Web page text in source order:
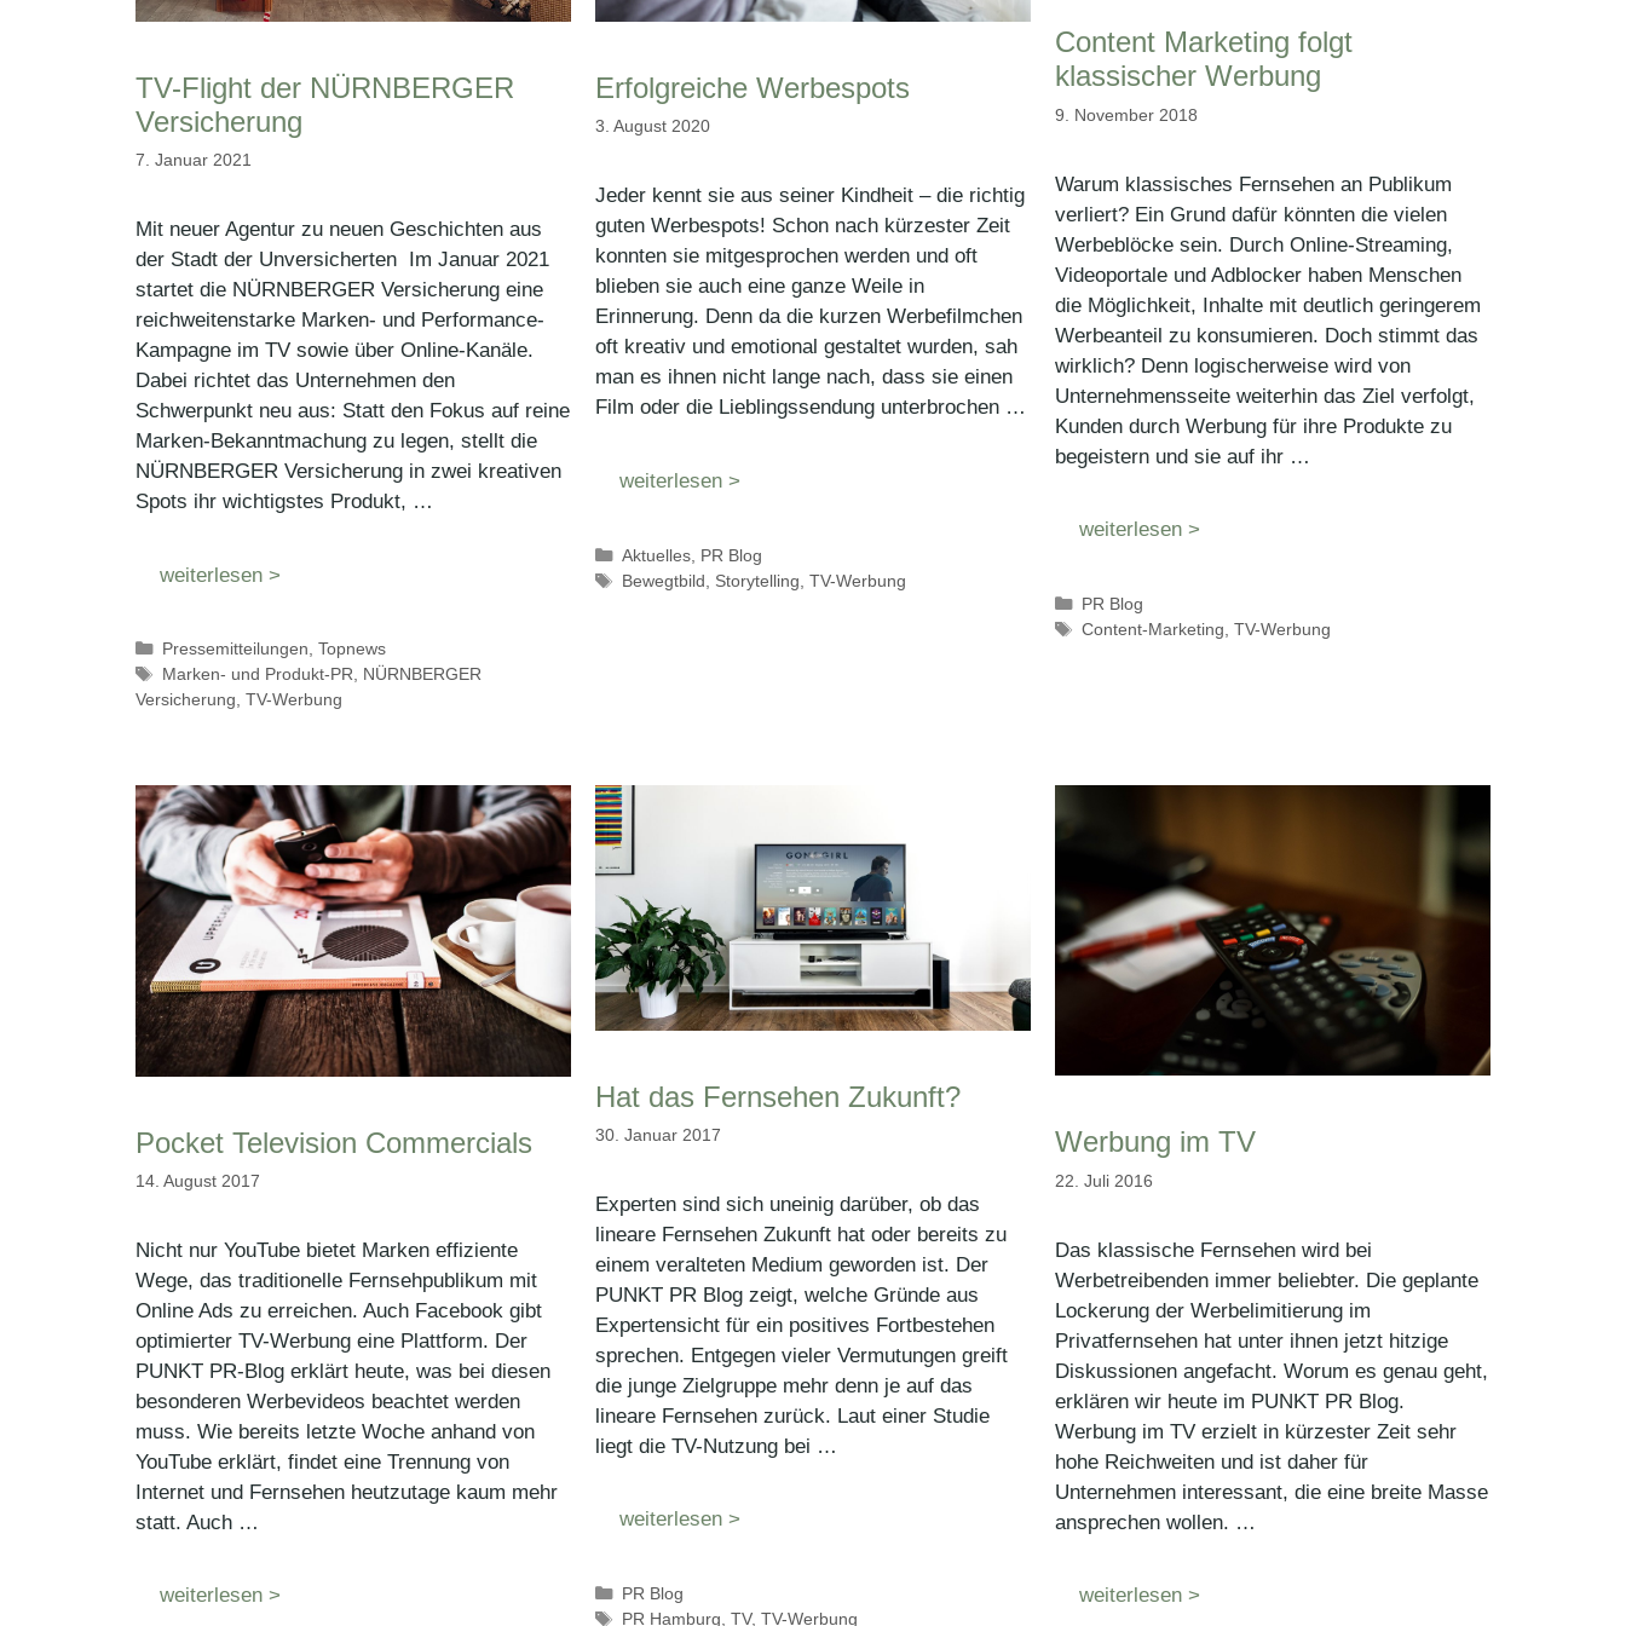
TV-Flight der NÜRNBERGER
Versicherung
7. Januar 2021
Mit neuer Agentur zu neuen Geschichten aus
der Stadt der Unversicherten Im Januar 2021
startet die NÜRNBERGER Versicherung eine
reichweitenstarke Marken- und Performance-
Kampagne im TV sowie über Online-Kanäle.
Dabei richtet das Unternehmen den
Schwerpunkt neu aus: Statt den Fokus auf reine
Marken-Bekanntmachung zu legen, stellt die
NÜRNBERGER Versicherung in zwei kreativen
Spots ihr wichtigstes Produkt, …
weiterlesen >
Kategorien
Pressemitteilungen, Topnews
Schlagwörter
Marken- und Produkt-PR, NÜRNBERGER
Versicherung, TV-Werbung
Erfolgreiche Werbespots
3. August 2020
Jeder kennt sie aus seiner Kindheit – die richtig
guten Werbespots! Schon nach kürzester Zeit
konnten sie mitgesprochen werden und oft
blieben sie auch eine ganze Weile in
Erinnerung. Denn da die kurzen Werbefilmchen
oft kreativ und emotional gestaltet wurden, sah
man es ihnen nicht lange nach, dass sie einen
Film oder die Lieblingssendung unterbrochen …
weiterlesen >
Kategorien
Aktuelles, PR Blog
Schlagwörter
Bewegtbild Storytelling TV-Werbung
Content Marketing folgt
klassischer Werbung
9. November 2018
Warum klassisches Fernsehen an Publikum
verliert? Ein Grund dafür könnten die vielen
Werbeblöcke sein. Durch Online-Streaming,
Videoportale und Adblocker haben Menschen
die Möglichkeit, Inhalte mit deutlich geringerem
Werbeanteil zu konsumieren. Doch stimmt das
wirklich? Denn logischerweise wird von
Unternehmensseite weiterhin das Ziel verfolgt,
Kunden durch Werbung für ihre Produkte zu
begeistern und sie auf ihr …
weiterlesen >
Kategorien
PR Blog
Schlagwörter
Content-Marketing TV-Werbung
Pocket Television Commercials
14. August 2017
Nicht nur YouTube bietet Marken effiziente
Wege, das traditionelle Fernsehpublikum mit
Online Ads zu erreichen. Auch Facebook gibt
optimierter TV-Werbung eine Plattform. Der
PUNKT PR-Blog erklärt heute, was bei diesen
besonderen Werbevideos beachtet werden
muss. Wie bereits letzte Woche anhand von
YouTube erklärt, findet eine Trennung von
Internet und Fernsehen heutzutage kaum mehr
statt. Auch …
weiterlesen >
Hat das Fernsehen Zukunft?
30. Januar 2017
Experten sind sich uneinig darüber, ob das
lineare Fernsehen Zukunft hat oder bereits zu
einem veralteten Medium geworden ist. Der
PUNKT PR Blog zeigt, welche Gründe aus
Expertensicht für ein positives Fortbestehen
sprechen. Entgegen vieler Vermutungen greift
die junge Zielgruppe mehr denn je auf das
lineare Fernsehen zurück. Laut einer Studie
liegt die TV-Nutzung bei …
weiterlesen >
Kategorien
PR Blog
Schlagwörter
PR Hamburg TV, TV-Werbung
Werbung im TV
22. Juli 2016
Das klassische Fernsehen wird bei
Werbetreibenden immer beliebter. Die geplante
Lockerung der Werbelimitierung im
Privatfernsehen hat unter ihnen jetzt hitzige
Diskussionen angefacht. Worum es genau geht,
erklären wir heute im PUNKT PR Blog.
Werbung im TV erzielt in kürzester Zeit sehr
hohe Reichweiten und ist daher für
Unternehmen interessant, die eine breite Masse
ansprechen wollen. …
weiterlesen >